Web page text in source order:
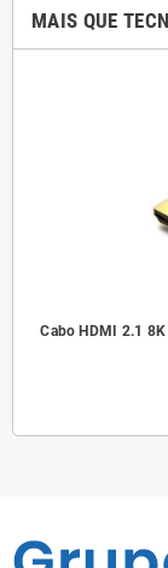
MAIS QUE
Cabo HDMI 2.1